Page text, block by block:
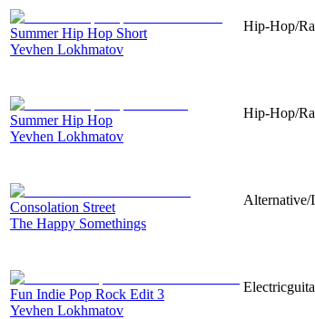
Summer Hip Hop Short
Yevhen Lokhmatov
Hip-Hop/
Summer Hip Hop
Yevhen Lokhmatov
Hip-Hop/
Consolation Street
The Happy Somethings
Alternative/
Fun Indie Pop Rock Edit 3
Yevhen Lokhmatov